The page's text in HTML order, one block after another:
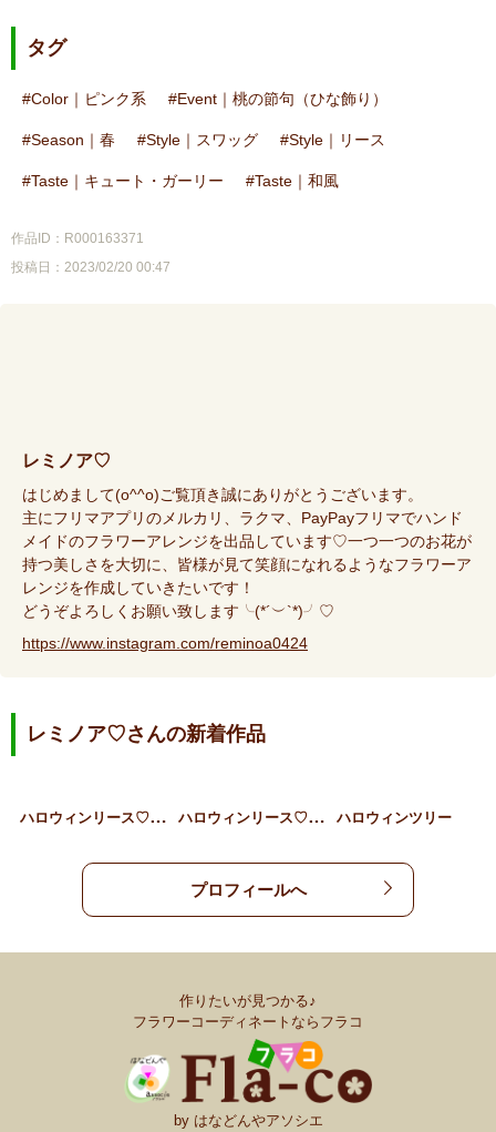
タグ
Color｜ピンク系 Event｜桃の節句（ひな飾り）
Season｜春 Style｜スワッグ Style｜リース
Taste｜キュート・ガーリー Taste｜和風
作品ID：R000163371
投稿日：2023/02/20 00:47
レミノア♡
はじめまして(o^^o)ご覧頂き誠にありがとうございます。
主にフリマアプリのメルカリ、ラクマ、PayPayフリマでハンド
メイドのフラワーアレンジを出品しています♡一つ一つのお花が
持つ美しさを大切に、皆様が見て笑顔になれるようなフラワーア
レンジを作成していきたいです！
どうぞよろしくお願い致します╰(*´︶`*)╯♡
https://www.instagram.com/reminoa0424
レミノア♡さんの新着作品
ハ
ロウィンリース♡モコモコ… ハ
ロウィンリース♡魔女の靴… ハロウィンツリー
プロフィールへ
作りたいが見つかる♪
フラワーコーディネートならフラコ
by はなどんやアソシエ